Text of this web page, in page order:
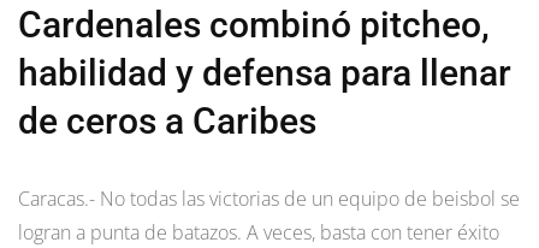
Cardenales combinó pitcheo,
habilidad y defensa para llenar
de ceros a Caribes
Caracas.- No todas las victorias de un equipo de beisbol se
logran a punta de batazos. A veces, basta con tener éxito